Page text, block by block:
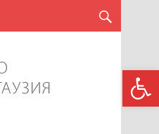
—